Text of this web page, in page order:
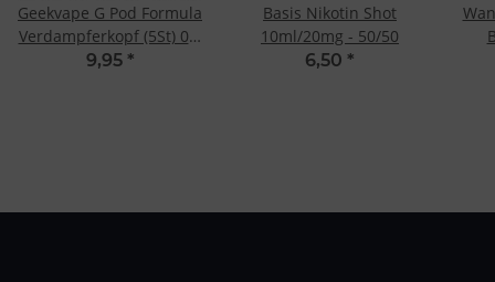
Geekvape G Pod Formula
Verdampferkopf (5St) 0.6
Ohm
9,95 *
Basis Nikotin Shot
10ml/20mg - 50/50
6,50 *